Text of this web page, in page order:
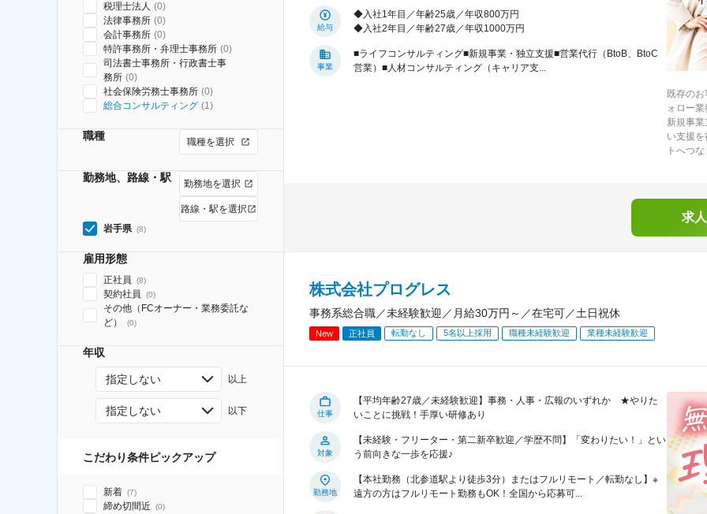
税理士法人 (0)
法律事務所 (0)
会計事務所 (0)
特許事務所・弁理士事務所 (0)
司法書士事務所・行政書士事
務所 (0)
社会保険労務士事務所 (0)
総合コンサルティング (1)
職種 職種を選択
勤務地、路線・駅 勤務地を選択
路線・駅を選択
岩手県 (8)
雇用形態
正社員 (8)
契約社員 (0)
その他（FCオーナー・業務委託な
ど）
(0)
年収
指定しない 以上
指定しない 以下
こだわり条件ピックアップ
新着 (7)
締め切間近 (0)
給与
◆入社1年目／年齢25歳／年収800万円
◆入社2年目／年齢27歳／年収1000万円
事業
■ライフコンサルティング■新規事業・独立支援■営業代行（BtoB、BtoC
営業）■人材コンサルティング（キャリア支...
既存の
ォロー
新規事
い支援
トへつ
求
株式会社プログレス
事務系総合職／未経験歓迎／月給30万円～／在宅可／土日祝休
New 正社員 転勤なし 5名以上採用 職種未経験歓迎 業種未経験歓迎
仕事
【平均年齢27歳／未経験歓迎】事務・人事・広報のいずれか ★やりた
いことに挑戦！手厚い研修あり
対象
【未経験・フリーター・第二新卒歓迎／学歴不問】「変わりたい！」とい
う前向きな一歩を応援♪
勤務地
【本社勤務（北参道駅より徒歩3分）またはフルリモート／転勤なし】※
遠方の方はフルリモート勤務もOK！全国から応募可...